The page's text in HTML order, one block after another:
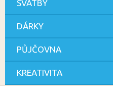
SVATBY
DÁRKY
PŮJČOVNA
KREATIVITA